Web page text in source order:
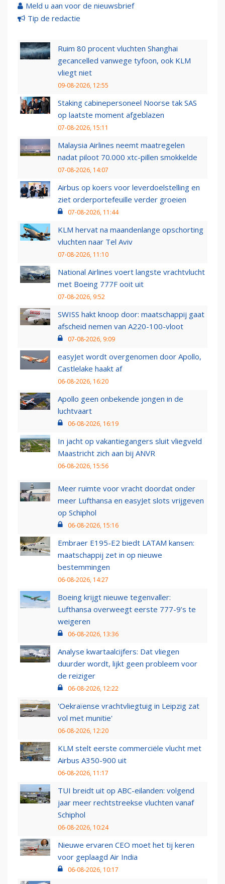
Meld u aan voor de nieuwsbrief
Tip de redactie
Ruim 80 procent vluchten Shanghai
gecancelled vanwege tyfoon, ook KLM
vliegt niet
09-08-2026, 12:55
Staking cabinepersoneel Noorse tak SAS
op laatste moment afgeblazen
07-08-2026, 15:11
Malaysia Airlines neemt maatregelen
nadat piloot 70.000 xtc-pillen smokkelde
07-08-2026, 14:07
Airbus op koers voor leverdoelstelling en
ziet orderportefeuille verder groeien
07-08-2026, 11:44
KLM hervat na maandenlange opschorting
vluchten naar Tel Aviv
07-08-2026, 11:10
National Airlines voert langste vrachtvlucht
met Boeing 777F ooit uit
07-08-2026, 9:52
SWISS hakt knoop door: maatschappij gaat
afscheid nemen van A220-100-vloot
07-08-2026, 9:09
easyJet wordt overgenomen door Apollo,
Castlelake haakt af
06-08-2026, 16:20
Apollo geen onbekende jongen in de
luchtvaart
06-08-2026, 16:19
In jacht op vakantiegangers sluit vliegveld
Maastricht zich aan bij ANVR
06-08-2026, 15:56
Meer ruimte voor vracht doordat onder
meer Lufthansa en easyJet slots vrijgeven
op Schiphol
06-08-2026, 15:16
Embraer E195-E2 biedt LATAM kansen:
maatschappij zet in op nieuwe
bestemmingen
06-08-2026, 14:27
Boeing krijgt nieuwe tegenvaller:
Lufthansa overweegt eerste 777-9’s te
weigeren
06-08-2026, 13:36
Analyse kwartaalcijfers: Dat vliegen
duurder wordt, lijkt geen probleem voor
de reiziger
06-08-2026, 12:22
'Oekraïense vrachtvliegtuig in Leipzig zat
vol met munitie'
06-08-2026, 12:20
KLM stelt eerste commerciële vlucht met
Airbus A350-900 uit
06-08-2026, 11:17
TUI breidt uit op ABC-eilanden: volgend
jaar meer rechtstreekse vluchten vanaf
Schiphol
06-08-2026, 10:24
Nieuwe ervaren CEO moet het tij keren
voor geplaagd Air India
06-08-2026, 10:17